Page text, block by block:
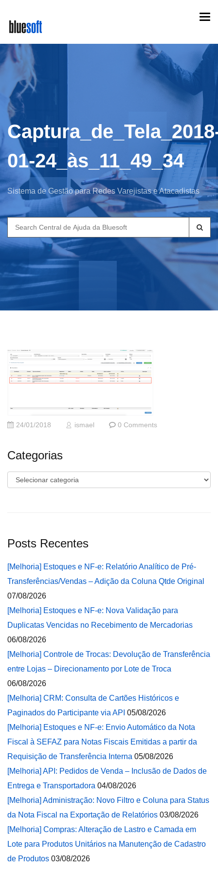
main
content
01-24_às_11_49_34
Sistema de Gestão para Redes Varejistas e Atacadistas
Search
for:
24/01/2018 ismael 0 Comments
Categorias
Categorias
Posts Recentes
[Melhoria] Estoques e NF-e: Relatório Analítico de Pré-
Transferências/Vendas – Adição da Coluna Qtde Original
07/08/2026
[Melhoria] Estoques e NF-e: Nova Validação para
Duplicatas Vencidas no Recebimento de Mercadorias
06/08/2026
[Melhoria] Controle de Trocas: Devolução de Transferência
entre Lojas – Direcionamento por Lote de Troca
06/08/2026
[Melhoria] CRM: Consulta de Cartões Históricos e
Paginados do Participante via API 05/08/2026
[Melhoria] Estoques e NF-e: Envio Automático da Nota
Fiscal à SEFAZ para Notas Fiscais Emitidas a partir da
Requisição de Transferência Interna 05/08/2026
[Melhoria] API: Pedidos de Venda – Inclusão de Dados de
Entrega e Transportadora 04/08/2026
[Melhoria] Administração: Novo Filtro e Coluna para Status
da Nota Fiscal na Exportação de Relatórios 03/08/2026
[Melhoria] Compras: Alteração de Lastro e Camada em
Lote para Produtos Unitários na Manutenção de Cadastro
de Produtos 03/08/2026